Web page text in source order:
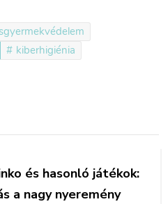
kiberhigiénia
és hasonló játékok:
a nagy nyeremény